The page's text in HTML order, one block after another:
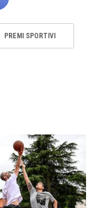
PREMI SPORTIVI